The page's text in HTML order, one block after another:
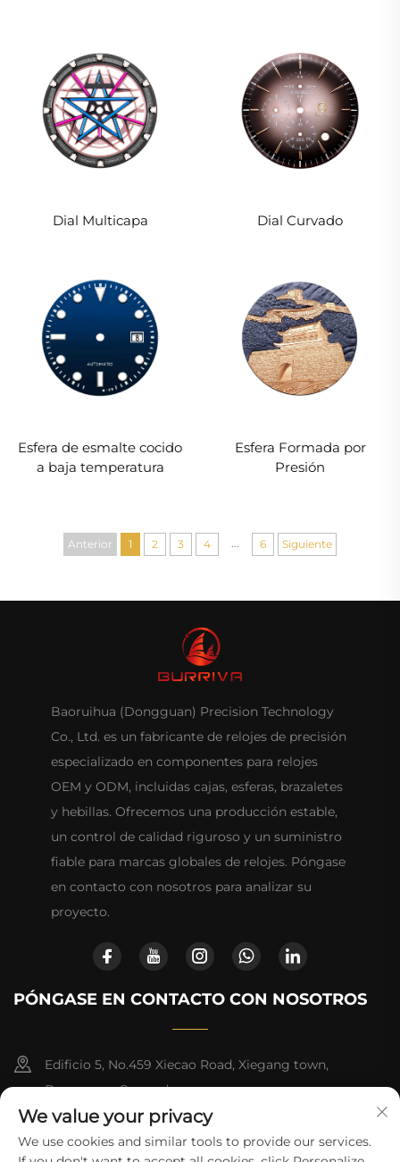
Dial Multicapa Dial Curvado
Esfera de esmalte cocido
a baja temperatura
Esfera Formada por
Presión
Anterior 1 2 3 4 ... 6 Siguiente
Baoruihua (Dongguan) Precision Technology
Co., Ltd. es un fabricante de relojes de precisión
especializado en componentes para relojes
OEM y ODM, incluidas cajas, esferas, brazaletes
y hebillas. Ofrecemos una producción estable,
un control de calidad riguroso y un suministro
fiable para marcas globales de relojes. Póngase
en contacto con nosotros para analizar su
proyecto.
PÓNGASE EN CONTACTO CON NOSOTROS
Edificio 5, No.459 Xiecao Road, Xiegang town,
Dongguan, Guangdong
+852-8402 6198
We value your privacy
We use cookies and similar tools to provide our services.